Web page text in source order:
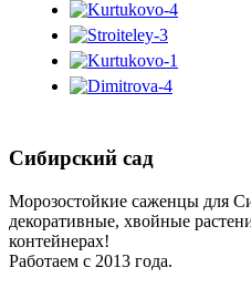
Сибирский сад
Морозостойкие саженцы для
декоративные, хвойные
контейнерах!
Работаем с 2013 года.